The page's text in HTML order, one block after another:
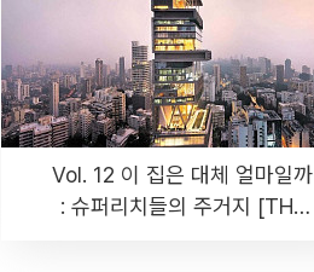
Vol. 12 이 집은 대체 얼마일까
: 슈퍼리치들의 주거지 [THE